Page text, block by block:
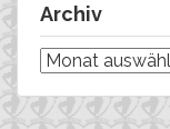
Archiv
Archiv